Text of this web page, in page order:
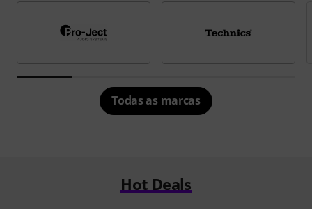
Todas as marcas
Hot Deals